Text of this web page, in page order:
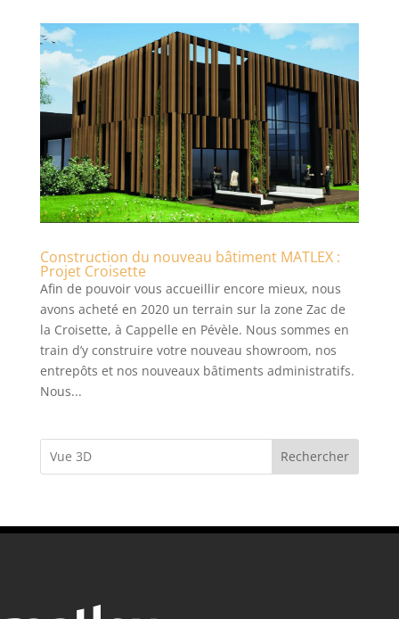
Construction du nouveau bâtiment MATLEX :
Projet Croisette
Afin de pouvoir vous accueillir encore mieux, nous
avons acheté en 2020 un terrain sur la zone Zac de
la Croisette, à Cappelle en Pévèle. Nous sommes en
train d’y construire votre nouveau showroom, nos
entrepôts et nos nouveaux bâtiments administratifs.
Nous...
Rechercher